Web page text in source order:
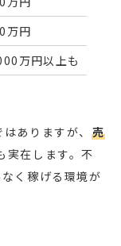
万円
万円以上も
ありますが、 売
実在します。不
く稼げる環境が